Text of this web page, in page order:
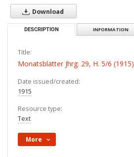
Download
DESCRIPTION INFORMATION
Title:
Monatsblätter Jhrg. 29, H. 5/6 (1915)
Date issued/created:
1915
Resource type:
Text
More